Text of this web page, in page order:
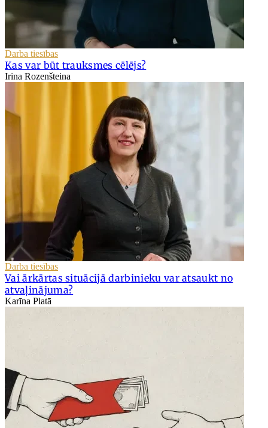
Darba tiesības
Kas var būt trauksmes cēlējs?
Irina Rozenšteina
Darba tiesības
Vai ārkārtas situācijā darbinieku var atsaukt no
atvaļinājuma?
Karīna Platā